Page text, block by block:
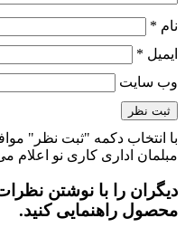
نام *
ایمیل *
وب‌ سایت
با انتخاب دکمه "ثبت نظر"
مبلمان اداری کاری نو اعلام
دیگران را با نوشتن
محصول راهنمایی کنید.